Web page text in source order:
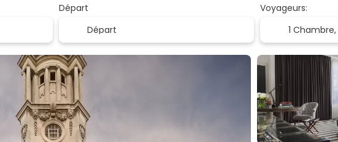
Départ
Voyageurs:
1 Chambre,